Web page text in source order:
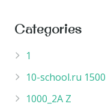
Categories
1
10-school.ru 1500
1000_2A Z